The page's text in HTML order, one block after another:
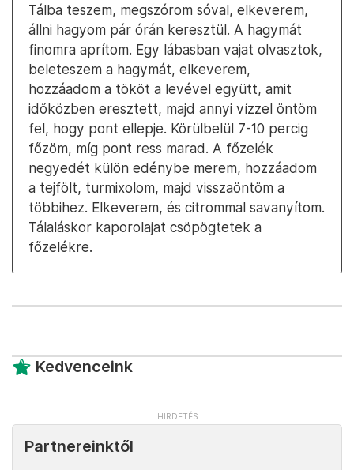
Tálba teszem, megszórom sóval, elkeverem,
állni hagyom pár órán keresztül. A hagymát
finomra aprítom. Egy lábasban vajat olvasztok,
beleteszem a hagymát, elkeverem,
hozzáadom a tököt a levével együtt, amit
időközben eresztett, majd annyi vízzel öntöm
fel, hogy pont ellepje. Körülbelül 7-10 percig
főzöm, míg pont ress marad. A főzelék
negyedét külön edénybe merem, hozzáadom
a tejfölt, turmixolom, majd visszaöntöm a
többihez. Elkeverem, és citrommal savanyítom.
Tálaláskor kaporolajat csöpögtetek a
főzelékre.
Kedvenceink
Partnereinktől